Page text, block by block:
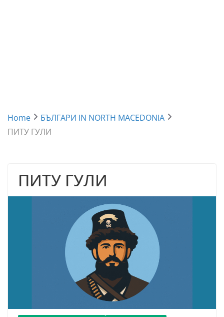
Home
БЪЛГАРИ IN NORTH MACEDONIA
ПИТУ ГУЛИ
ПИТУ ГУЛИ